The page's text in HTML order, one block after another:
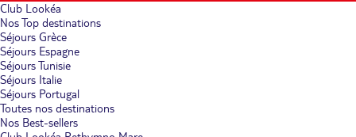
Club Lookéa
Nos Top destinations
Séjours Grèce
Séjours Espagne
Séjours Tunisie
Séjours Italie
Séjours Portugal
Toutes nos destinations
Nos Best-sellers